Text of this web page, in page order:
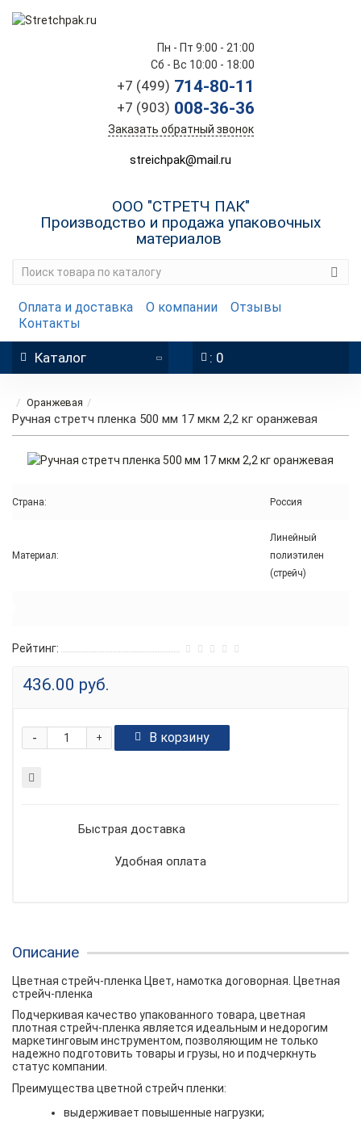
Пн - Пт 9:00 - 21:00
Сб - Вс 10:00 - 18:00
+7 (499) 714-80-11
+7 (903) 008-36-36
Заказать обратный звонок
streichpak@mail.ru
ООО "СТРЕТЧ ПАК"
Производство и продажа упаковочных
материалов
Оплата и доставка О компании
Отзывы
Контакты
Каталог : 0
Оранжевая
Ручная стретч пленка 500 мм 17 мкм 2,2 кг оранжевая
Страна: Россия
Материал:
Линейный
полиэтилен
(стрейч)
Рейтинг:
436.00 руб.
+
- В корзину
Быстрая доставка
Удобная оплата
Описание
Цветная стрейч-пленка Цвет, намотка договорная. Цветная
стрейч-пленка
Подчеркивая качество упакованного товара, цветная
плотная стрейч-пленка является идеальным и недорогим
маркетинговым инструментом, позволяющим не только
надежно подготовить товары и грузы, но и подчеркнуть
статус компании.
Преимущества цветной стрейч пленки:
выдерживает повышенные нагрузки;